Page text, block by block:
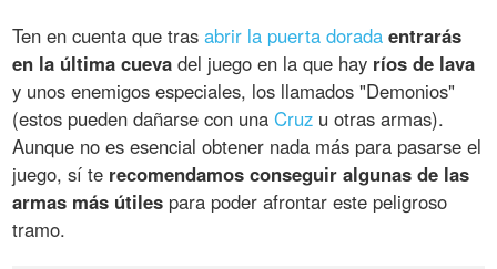
Ten en cuenta que trasabrir la puerta dorada entrarás
en la última cueva del juego en la que hay ríos de lava
y unos enemigos especiales, los llamados "Demonios"
(estos pueden dañarse con unaCruz u otras armas).
Aunque no es esencial obtener nada más para pasarse el
juego, sí te recomendamos conseguir algunas de las
armas más útiles para poder afrontar este peligroso
tramo.